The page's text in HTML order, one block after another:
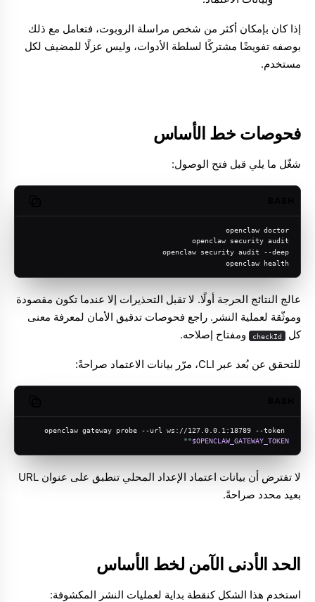
إذا كان بإمكان أكثر من شخص مراسلة الروبوت، فتعامل مع ذلك
بوصفه تفويضًا مشتركًا لسلطة الأدوات، وليس عزلًا للمضيف لكل
مستخدم.
فحوصات خط الأساس
شغّل ما يلي قبل فتح الوصول:
openclaw doctor
openclaw security audit
openclaw security audit --deep
openclaw health
عالج النتائج الحرجة أولًا. لا تقبل التحذيرات إلا عندما تكون مقصودة
وموثّقة لعملية النشر. راجع فحوصات تدقيق الأمان لمعرفة معنى
كل
checkId ومفتاح إصلاحه.
للتحقق عن بُعد عبر CLI، مرّر بيانات الاعتماد صراحةً:
"$OPENCLAW_GATEWAY_TOKEN
"
لا تفترض أن بيانات اعتماد الإعداد المحلي تنطبق على عنوان URL
بعيد محدد صراحةً.
الحد الأدنى الآمن لخط الأساس
استخدم هذا الشكل كنقطة بداية لعمليات النشر المكشوفة: